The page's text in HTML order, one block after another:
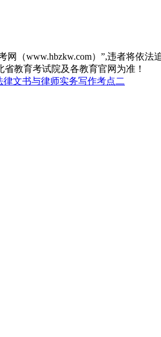
（www.hbzkw.com）”,违者将依法
教育考试院及各教育官网为准！
文书与律师实务写作考点二